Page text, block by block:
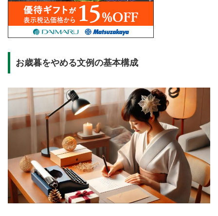
お歳暮をやめる文例の基本構成